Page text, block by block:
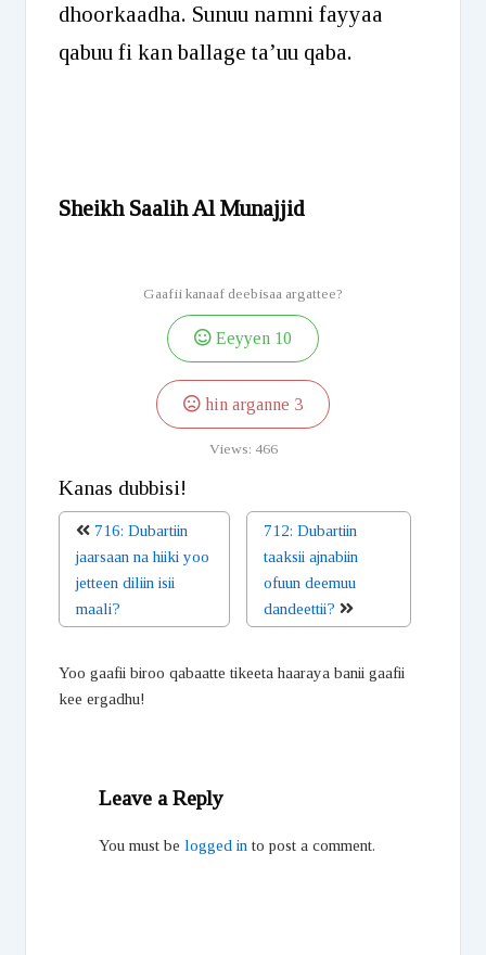
dhoorkaadha. Sunuu namni fayyaa
qabuu fi kan ballage ta’uu qaba.
Sheikh Saalih Al Munajjid
Gaafii kanaaf deebisaa argattee?
Eeyyen 10
hin arganne 3
Views: 466
Kanas dubbisi!
716: Dubartiin
jaarsaan na hiiki yoo
jetteen diliin isii
maali?
712: Dubartiin
taaksii ajnabiin
ofuun deemuu
dandeettii?
Yoo gaafii biroo qabaatte tikeeta haaraya banii gaafii
kee ergadhu!
Leave a Reply
You must belogged in to post a comment.